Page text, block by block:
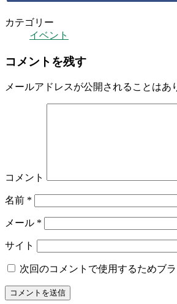
カテゴリー
イベント
コメントを残す
メールアドレスが公開されることはあ
コメント
名前 *
メール *
サイト
次回のコメントで使用するためブ